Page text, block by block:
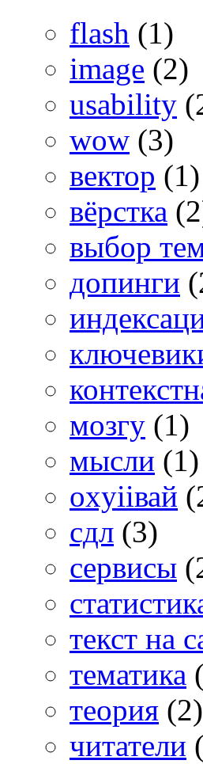
flash (1)
image (2)
usability
wow (3)
вектор (1)
вёрстка
выбор
допинги
мозгу (1)
мысли (1)
оxyiiвай
сдл (3)
сервисы
текст на
тематика
теория (2)
читатели